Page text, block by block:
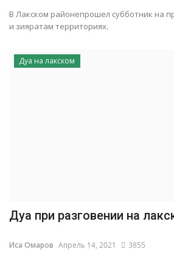
В Лакском районепрошел субботник на
и зияратам территориях.
Дуа на лакском
Дуа при разговении на
Иса Омаров Апрель 14, 2021 3855